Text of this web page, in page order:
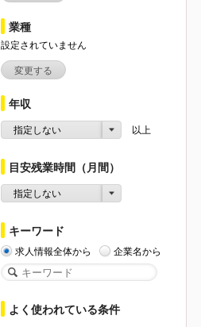
業種
設定されていません
変更する
年収
指定しない 以上
目安残業時間（月間）
指定しない
キーワード
求人情報全体から 企業名から
よく使われている条件